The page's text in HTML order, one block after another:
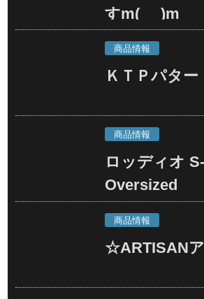
すm(_ _)m
商品情報
ＫＴＰパター
商品情報
ロッディオ
Oversized
商品情報
☆ARTISAN